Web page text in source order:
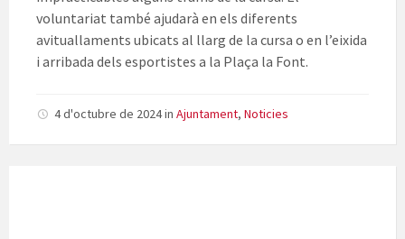
voluntariat també ajudarà en els diferents
avituallaments ubicats al llarg de la cursa o en l’eixida
i arribada dels esportistes a la Plaça la Font.
4 d'octubre de 2024in Ajuntament, Noticies